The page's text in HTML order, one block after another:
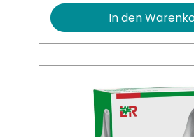
In den